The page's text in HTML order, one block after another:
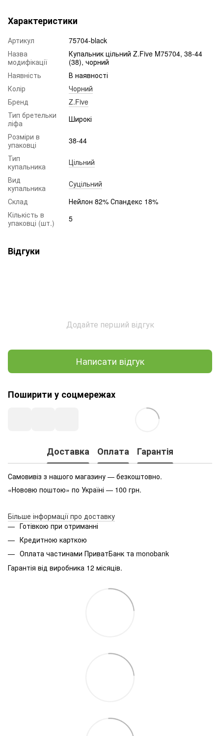
Характеристики
Артикул
75704-black
Назва
модифікації
Купальник цільний Z.Five M75704, 38-44
(38), чорний
Наявність
В наявності
Колір
Чорний
Бренд
Z.Five
Тип бретельки
ліфа
Широкі
Розміри в
упаковці
38-44
Тип
купальника
Цільний
Вид
купальника
Суцільний
Склад
Нейлон 82% Спандекс 18%
Кількість в
упаковці (шт.)
5
Відгуки
Додайте перший відгук
Написати відгук
Поширити у соцмережах
Доставка Оплата Гарантія
Самовивіз з нашого магазину — безкоштовно.
«Нововю поштою» по Україні — 100 грн.
Більше інформації про доставку
Готівкою при отриманні
Кредитною карткою
Оплата частинами ПриватБанк та monobank
Гарантія від виробника 12 місяців.